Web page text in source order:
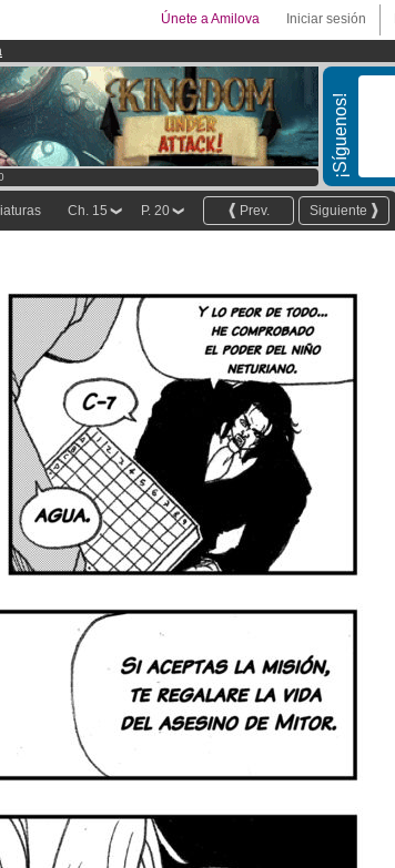
Iniciar sesión
Únete a Amilova
¡Síguenos!
Siguiente
Prev.
P. 20
Ch. 15